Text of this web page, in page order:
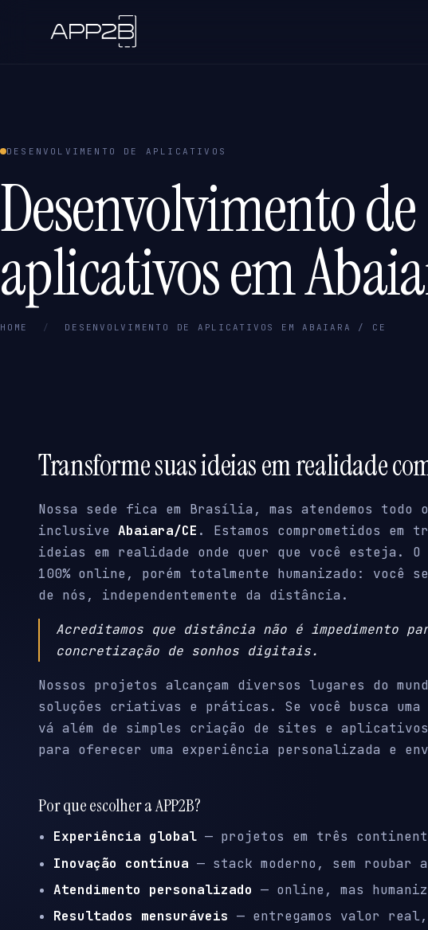
DESENVOLVIMENTO DE APLICATIVOS
Desenvolvimento de
aplicativos em
HOME / DESENVOLVIMENTO DE APLICATIVOS EM ABAIARA / CE
Transforme suas ideias em realidade
Nossa sede fica em Brasília, mas atendemos
inclusive Abaiara/CE . Estamos comprometidos em
ideias em realidade onde quer que você esteja. O
100% online, porém totalmente humanizado: você
de nós, independentemente da distância.
Acreditamos que distância não é impedimento
concretização de sonhos digitais.
Nossos projetos alcançam diversos lugares do
soluções criativas e práticas. Se você busca uma
vá além de simples criação de sites e
para oferecer uma experiência personalizada e
Por que escolher a APP2B?
Experiência global — projetos em três
Inovação contínua — stack moderno, sem roubar
Atendimento personalizado — online, mas
Resultados mensuráveis — entregamos valor real,